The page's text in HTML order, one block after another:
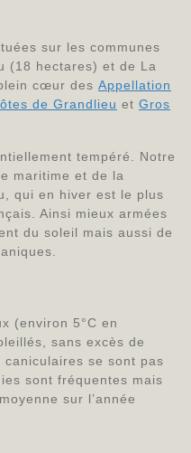
sur les communes
(18 hectares) et de La
cœur des Appellation
de Grandlieu et Gros
tempéré. Notre
maritime et de la
qui en hiver est le plus
Ainsi mieux armées
du soleil mais aussi de
(environ 5°C en
sans excès de
se sont pas
sont fréquentes mais
sur l’année